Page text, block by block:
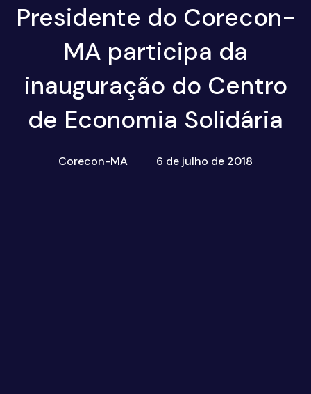
Presidente do Corecon-
MA participa da
inauguração do Centro
de Economia Solidária
Corecon-MA 6 de julho de 2018